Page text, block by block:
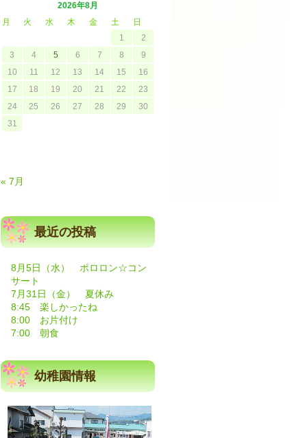
2026年8月
月
火 水 木 金 土
日
1
2
3
4 5 6 7 8
9
10
11 12 13 14 15
16
17
18 19 20 21 22
23
24
25 26 27 28 29
30
31
« 7月
最近の投稿
8月5日（水） ポロロン☆コン
サート
7月31日（金） 夏休み
8:45 楽しかったね
8:00 お片付け
7:00 朝食
幼稚園情報